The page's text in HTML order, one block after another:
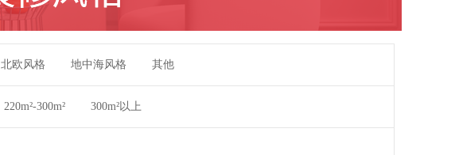
北欧风格 地中海风格 其他
220m²-300m² 300m²以上